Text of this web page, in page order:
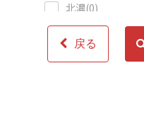
北濃(0)
戻る